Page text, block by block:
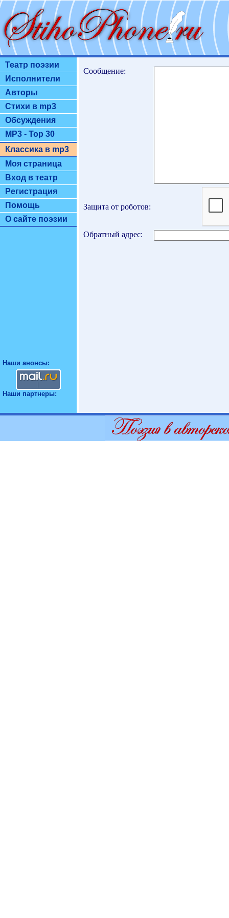
Театр поэзии
Исполнители
Авторы
Стихи в mp3
Обсуждения
MP3 - Top 30
Классика в mp3
Моя страница
Вход в театр
Регистрация
Помощь
О сайте поэзии
Наши анонсы:
Наши партнеры:
Сообщение:
Защита от роботов:
Обратный адрес: